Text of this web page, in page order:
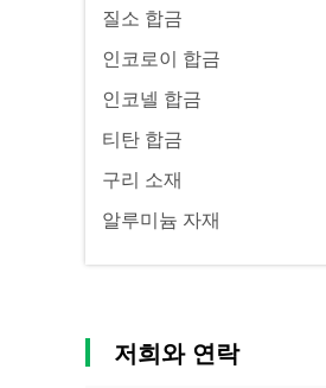
질소 합금
인코로이 합금
인코넬 합금
티탄 합금
구리 소재
알루미늄 자재
저희와 연락